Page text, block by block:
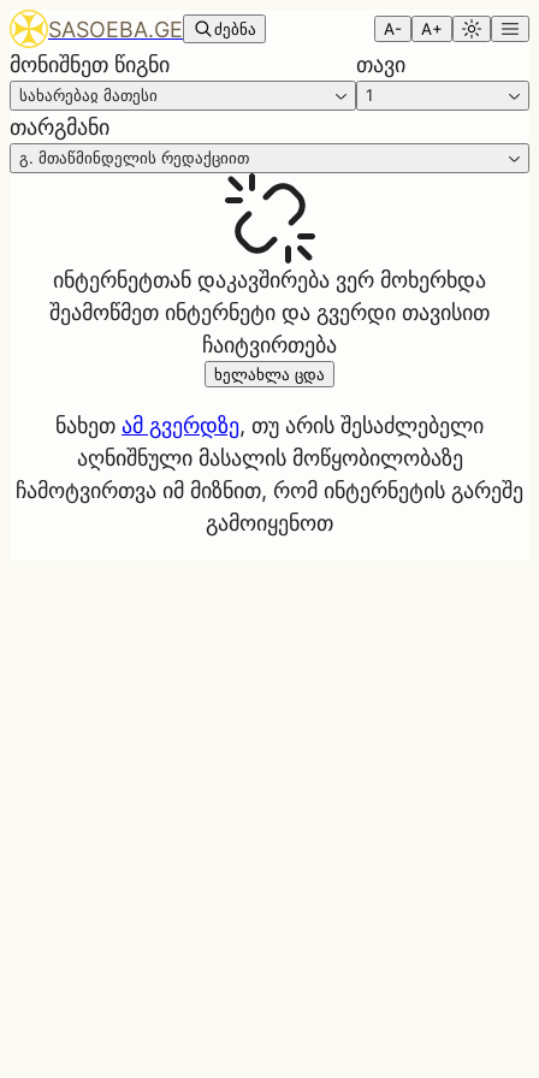
SASOEBA.GE ძებნა A- A+
მონიშნეთ წიგნი
სახარებაჲ მათესი
თავი
1
თარგმანი
გ. მთაწმინდელის რედაქციით
ინტერნეტთან დაკავშირება ვერ მოხერხდა
შეამოწმეთ ინტერნეტი და გვერდი თავისით
ჩაიტვირთება
ხელახლა ცდა
ნახეთ ამ გვერდზე, თუ არის შესაძლებელი
აღნიშნული მასალის მოწყობილობაზე
ჩამოტვირთვა იმ მიზნით, რომ ინტერნეტის გარეშე
გამოიყენოთ